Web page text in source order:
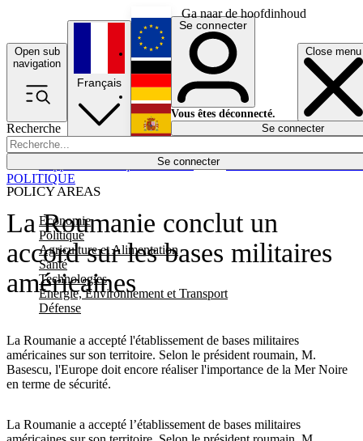
Ga naar de hoofdinhoud
Open sub
navigation
Close menu
Recherche
Se connecter
POLICY AREAS
Economie
Politique
Agriculture et Alimentation
Santé
Technologies
Energie, Environnement et Transport
Défense
Économie
Français
English
Deutsch
Español
Se connecter
Vous êtes déconnecté.
Se connecter
La Roumanie conclut un
accord sur les bases militaires
américaines
La Roumanie a accepté l'établissement de bases militaires
américaines sur son territoire. Selon le président roumain, M.
Basescu, l'Europe doit encore réaliser l'importance de la Mer Noire
en terme de sécurité.
POLITIQUE
La Roumanie a accepté l’établissement de bases militaires